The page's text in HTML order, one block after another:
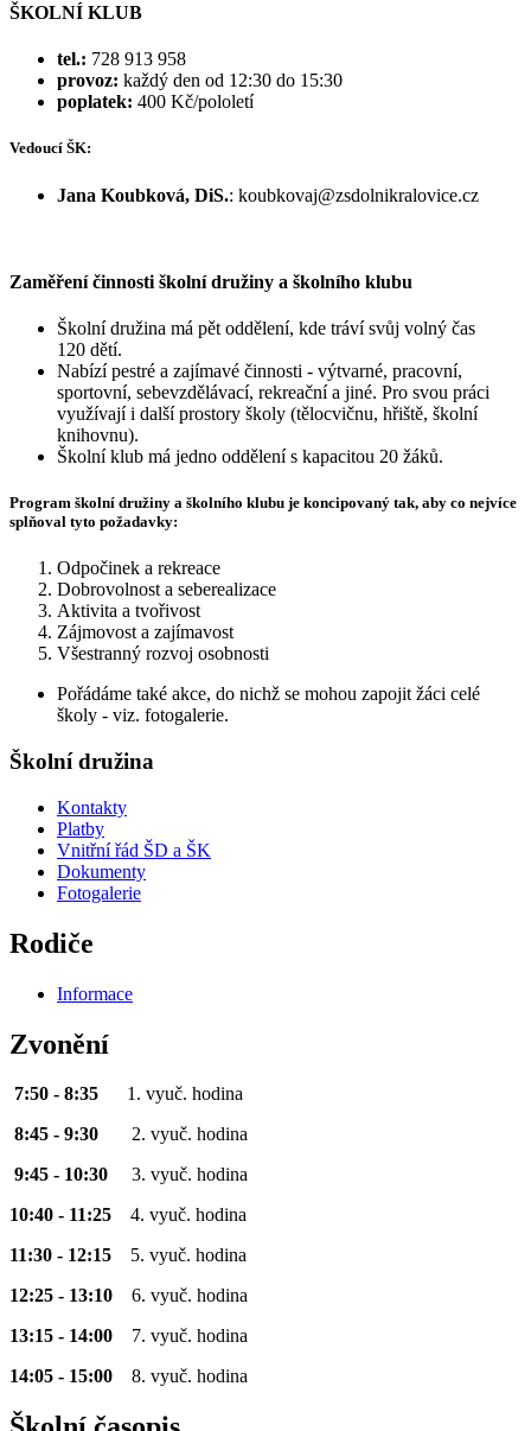
ŠKOLNÍ KLUB
tel.: 728 913 958
provoz: každý den od 12:30 do 15:30
poplatek: 400 Kč/pololetí
Vedoucí ŠK:
Jana Koubková, DiS.: koubkovaj@zsdolnikralovice.cz
Zaměření činnosti školní družiny a školního klubu
Školní družina má pět oddělení, kde tráví svůj volný čas
120 dětí.
Nabízí pestré a zajímavé činnosti - výtvarné, pracovní,
sportovní, sebevzdělávací, rekreační a jiné. Pro svou práci
využívají i další prostory školy (tělocvičnu, hřiště, školní
knihovnu).
Školní klub má jedno oddělení s kapacitou 20 žáků.
Program školní družiny a školního klubu je koncipovaný tak, aby co nejvíce
splňoval tyto požadavky:
Odpočinek a rekreace
Dobrovolnost a seberealizace
Aktivita a tvořivost
Zájmovost a zajímavost
Všestranný rozvoj osobnosti
Pořádáme také akce, do nichž se mohou zapojit žáci celé
školy - viz. fotogalerie.
Školní družina
Kontakty
Platby
Vnitřní řád ŠD a ŠK
Dokumenty
Fotogalerie
Rodiče
Informace
Zvonění
7:50 - 8:35 1. vyuč. hodina
8:45 - 9:30 2. vyuč. hodina
9:45 - 10:30 3. vyuč. hodina
10:40 - 11:25 4. vyuč. hodina
11:30 - 12:15 5. vyuč. hodina
12:25 - 13:10 6. vyuč. hodina
13:15 - 14:00 7. vyuč. hodina
14:05 - 15:00 8. vyuč. hodina